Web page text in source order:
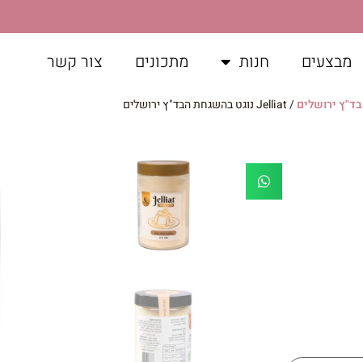
מבצעים חנות מתכונים צור קשר
/ Jelliat נוגט בהשגחת הבד"ץ ירושלים